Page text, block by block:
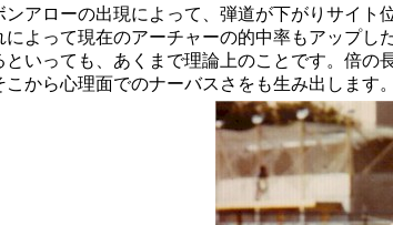
アローの出現によって、弾道が下がりサイト
によって現在のアーチャーの的中率もアップ
といっても、あくまで理論上のことです。倍
こから心理面でのナーバスさをも生み出します。